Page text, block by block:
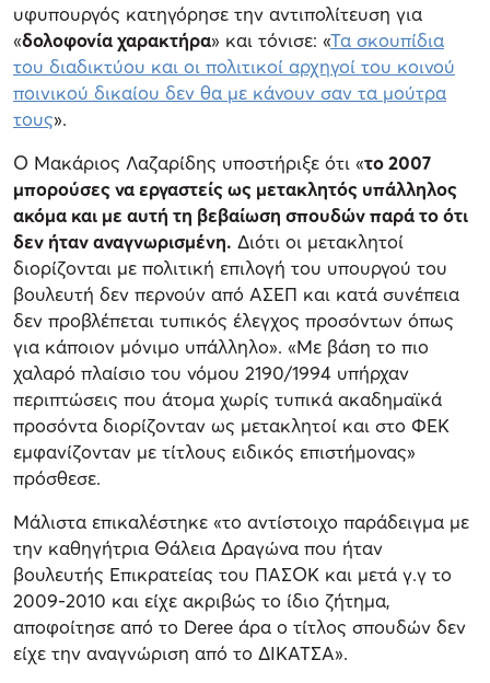
υφυπουργός κατηγόρησε την αντιπολίτευση για
«δολοφονία χαρακτήρα» και τόνισε: «Τα σκουπίδια
του διαδικτύου και οι πολιτικοί αρχηγοί του κοινού
ποινικού δικαίου δεν θα με κάνουν σαν τα μούτρα
τους».
Ο Μακάριος Λαζαρίδης υποστήριξε ότι «το 2007
μπορούσες να εργαστείς ως μετακλητός υπάλληλος
ακόμα και με αυτή τη βεβαίωση σπουδών παρά το ότι
δεν ήταν αναγνωρισμένη. Διότι οι μετακλητοί
διορίζονται με πολιτική επιλογή του υπουργού του
βουλευτή δεν περνούν από ΑΣΕΠ και κατά συνέπεια
δεν προβλέπεται τυπικός έλεγχος προσόντων όπως
για κάποιον μόνιμο υπάλληλο». «Με βάση το πιο
χαλαρό πλαίσιο του νόμου 2190/1994 υπήρχαν
περιπτώσεις που άτομα χωρίς τυπικά ακαδημαϊκά
προσόντα διορίζονταν ως μετακλητοί και στο ΦΕΚ
εμφανίζονταν με τίτλους ειδικός επιστήμονας»
πρόσθεσε.
Μάλιστα επικαλέστηκε «το αντίστοιχο παράδειγμα με
την καθηγήτρια Θάλεια Δραγώνα που ήταν
βουλευτής Επικρατείας του ΠΑΣΟΚ και μετά γ.γ το
2009-2010 και είχε ακριβώς το ίδιο ζήτημα,
αποφοίτησε από το Deree άρα ο τίτλος σπουδών δεν
είχε την αναγνώριση από το ΔΙΚΑΤΣΑ».